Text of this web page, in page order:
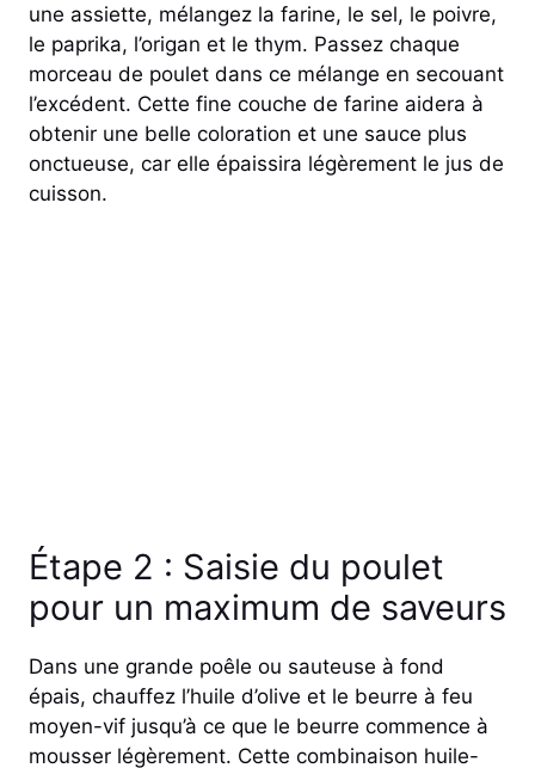
une assiette, mélangez la farine, le sel, le poivre,
le paprika, l’origan et le thym. Passez chaque
morceau de poulet dans ce mélange en secouant
l’excédent. Cette fine couche de farine aidera à
obtenir une belle coloration et une sauce plus
onctueuse, car elle épaissira légèrement le jus de
cuisson.
Étape 2 : Saisie du poulet
pour un maximum de saveurs
Dans une grande poêle ou sauteuse à fond
épais, chauffez l’huile d’olive et le beurre à feu
moyen-vif jusqu’à ce que le beurre commence à
mousser légèrement. Cette combinaison huile-